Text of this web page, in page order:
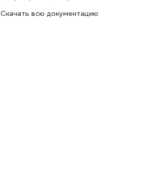
Скачать всю документацию